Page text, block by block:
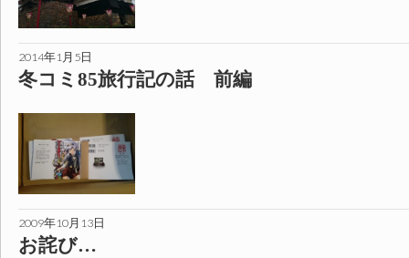
2014年1月5日
冬コミ85旅行記の話 前編
2009年10月13日
お詫び…